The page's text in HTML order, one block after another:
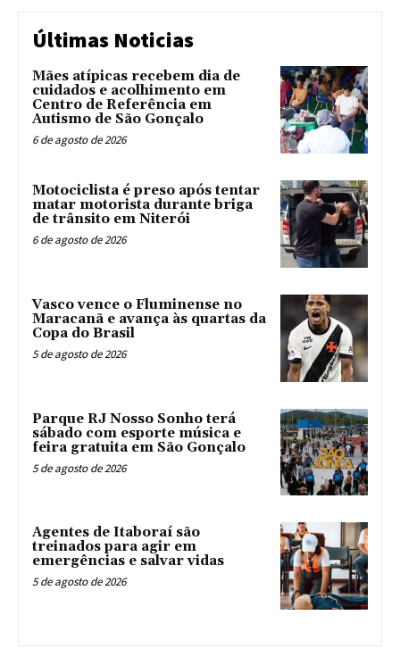
Últimas Noticias
Mães atípicas recebem dia de
cuidados e acolhimento em
Centro de Referência em
Autismo de São Gonçalo
6 de agosto de 2026
Motociclista é preso após tentar
matar motorista durante briga
de trânsito em Niterói
6 de agosto de 2026
Vasco vence o Fluminense no
Maracanã e avança às quartas da
Copa do Brasil
5 de agosto de 2026
Parque RJ Nosso Sonho terá
sábado com esporte música e
feira gratuita em São Gonçalo
5 de agosto de 2026
Agentes de Itaboraí são
treinados para agir em
emergências e salvar vidas
5 de agosto de 2026